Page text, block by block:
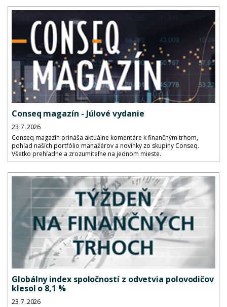
Conseq magazín - Júlové vydanie
23. 7. 2026
Conseq magazín prináša aktuálne komentáre k finančným trhom,
pohľad naších portfólio manažérov a novinky zo skupiny Conseq.
Všetko prehľadne a zrozumiteľne na jednom mieste.
Globálny index spoločností z odvetvia polovodičov
klesol o 8,1 %
23. 7. 2026